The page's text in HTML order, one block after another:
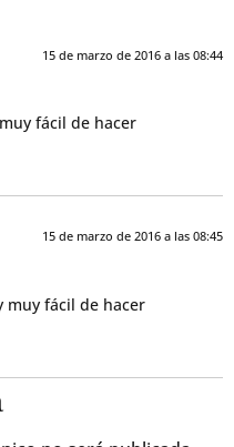
15 de marzo de 2016 a las 08:44
fácil de hacer
15 de marzo de 2016 a las 08:45
muy fácil de hacer